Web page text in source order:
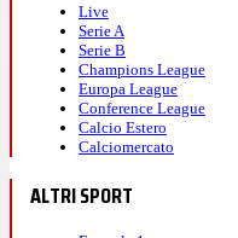
Live
Serie A
Serie B
Champions League
Europa League
Conference League
Calcio Estero
Calciomercato
ALTRI SPORT